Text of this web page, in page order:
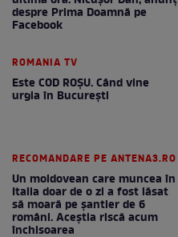
despre Prima Doamnă pe
Facebook
ROMANIA TV
Este COD ROŞU. Când vine
urgia în Bucureşti
RECOMANDARE PE ANTENA3.RO
Un moldovean care muncea în
Italia doar de o zi a fost lăsat
să moară pe şantier de 6
români. Aceștia riscă acum
închisoarea